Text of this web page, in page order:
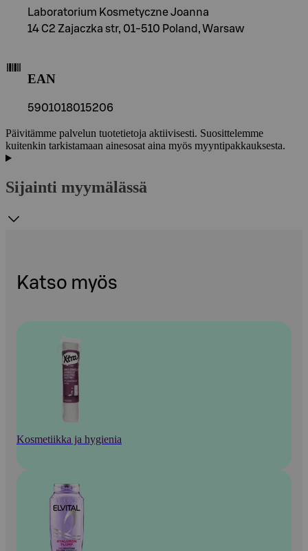
Laboratorium Kosmetyczne Joanna
14 C2 Zajaczka str, 01-510 Poland, Warsaw
EAN
5901018015206
Päivitämme palvelun tuotetietoja aktiivisesti. Suosittelemme
kuitenkin tarkistamaan ainesosat aina myös myyntipakkauksesta.
Sijainti myymälässä
Katso myös
Kosmetiikka ja hygienia